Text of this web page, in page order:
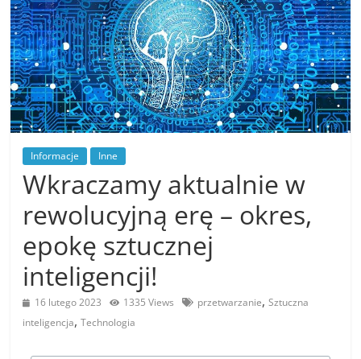
Informacje Inne
Wkraczamy aktualnie w
rewolucyjną erę – okres,
epokę sztucznej
inteligencji!
16 lutego 2023 1335 Views przetwarzanie,Sztuczna
inteligencja,Technologia